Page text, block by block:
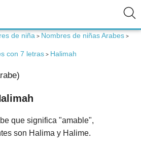
de niña > Nombres de niñas Arabes >
con 7 letras > Halimah
que significa "amable",
son Halima y Halime.